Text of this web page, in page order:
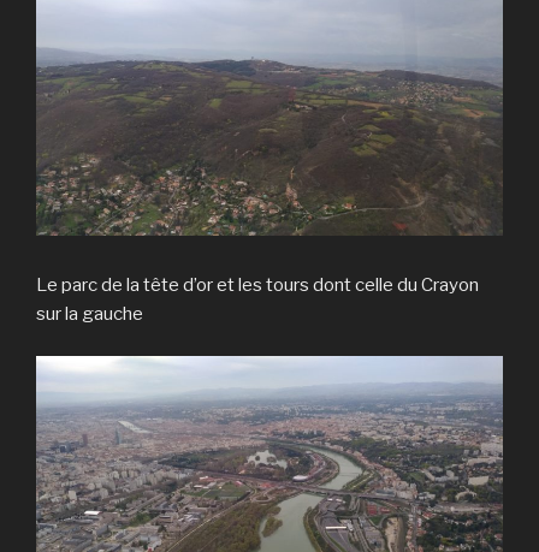
Le parc de la tête d’or et les tours dont celle du Crayon
sur la gauche